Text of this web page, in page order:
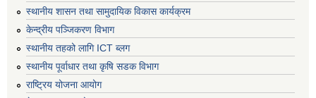
स्थानीय शासन तथा सामुदायिक विकास कार्यक्रम
केन्द्रीय पञ्जिकरण विभाग
स्थानीय तहको लागि ICT ब्लग
स्थानीय पूर्वाधार तथा कृषि सडक विभाग
राष्ट्रिय योजना आयोग